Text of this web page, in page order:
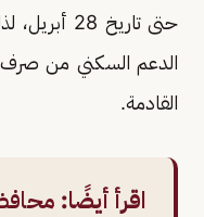
حتى تاريخ
الدعم السكني من صرف
القادمة.
اقرأ أيضًا: